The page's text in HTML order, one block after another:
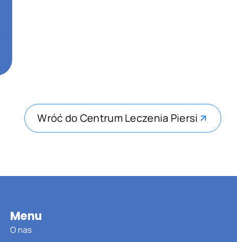
Wróć do Centrum Leczenia Piersi
Menu
O nas